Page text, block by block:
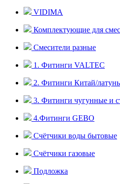
VIDIMA
Комплектующие для
Смесители разные
1. Фитинги VALTEC
2. Фитинги Китай/
3. Фитинги чугунные и
4.Фитинги GEBO
Счётчики воды бытовые
Счётчики газовые
Подложка